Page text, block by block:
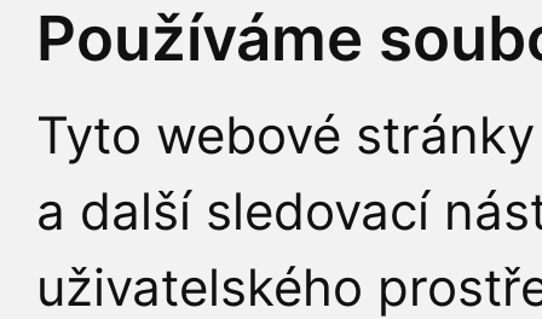
Používáme
Tyto webové
a další sledovací
uživatelského